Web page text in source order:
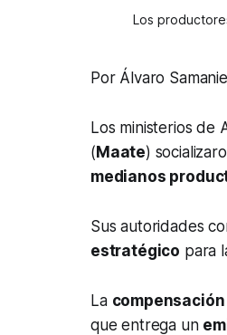
Los
Por Álvaro
Los ministerios de
(Maate)
medianos
Sus autoridades
estratégico para
La
que entrega un